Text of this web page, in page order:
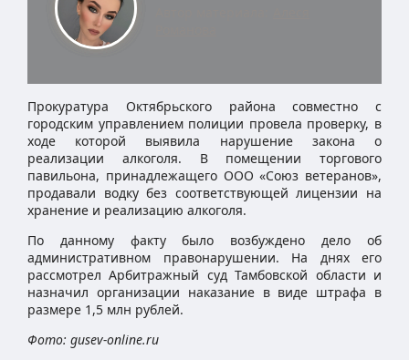
Прокуратура Октябрьского района совместно с
городским управлением полиции провела проверку, в
ходе которой выявила нарушение закона о
реализации алкоголя. В помещении торгового
павильона, принадлежащего ООО «Союз ветеранов»,
продавали водку без соответствующей лицензии на
хранение и реализацию алкоголя.
По данному факту было возбуждено дело об
административном правонарушении. На днях его
рассмотрел Арбитражный суд Тамбовской области и
назначил организации наказание в виде штрафа в
размере 1,5 млн рублей.
Фото: gusev-online.ru